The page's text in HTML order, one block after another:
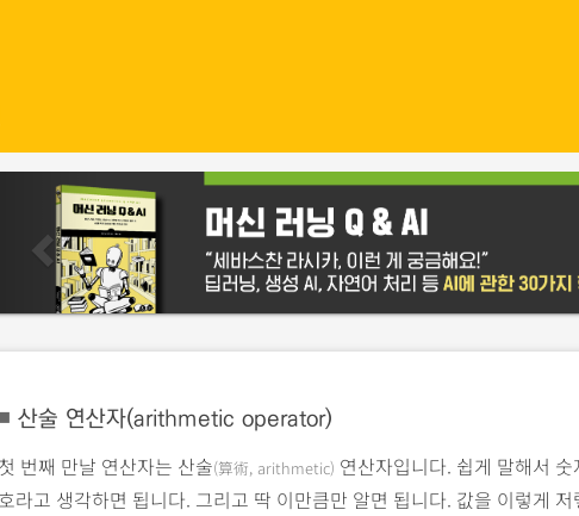
e
i
o
s
■ 산술 연산자(arithmetic operator)
첫 번째 만날 연산자는 산술(算術, arithmetic) 연산자입니다. 쉽게 말해서
호라고 생각하면 됩니다. 그리고 딱 이만큼만 알면 됩니다. 값을 이렇게